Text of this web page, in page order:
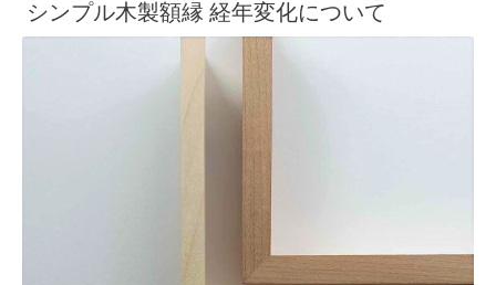
シンプル木製額縁 経年変化について